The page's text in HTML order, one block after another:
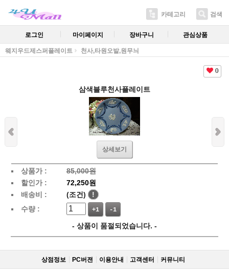
카테고리 검색
로그인 마이페이지 장바구니 관심상품
웨지우드제스퍼플레이트 천사,타원오발,원무늬
0
삼색블루천사플레이트
상세보기
상품가 :
85,000원
할인가 :
72,250원
배송비 :
(조건)
!
수량 :
+1 -1
- 상품이 품절되었습니다. -
상점정보 PC버젼 이용안내 고객센터 커뮤니티